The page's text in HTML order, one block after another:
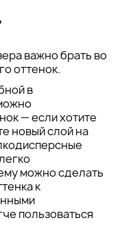
важно брать во
оттенок.
в
— если хотите
новый слой на
можно сделать
к
пользоваться